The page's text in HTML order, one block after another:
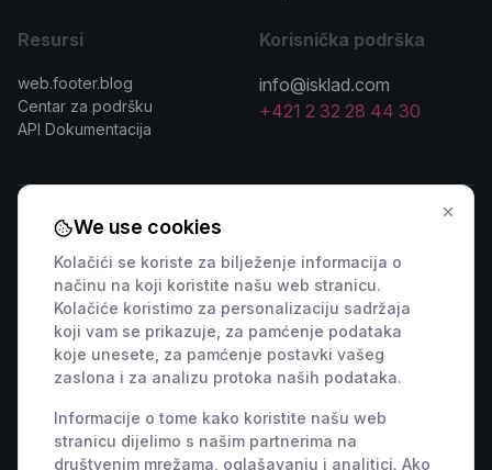
Resursi
web.footer.blog
Centar za podršku
API Dokumentacija
Korisnička podrška
info@isklad.com
+421 2 32 28 44 30
Kontaktirajte prodaju
🇸🇰 +421 2 222 006 94
🇨🇿 +420 311 440 767
🇵🇱 +48 22 307 03 34
🇦🇹 +43 1 442 0203
🇷🇴 +40 316 306 173
🇭🇺 +36 1 901 0594
🇸🇮 +386 82 880 433
🇪🇸 +34 518 88 04 19
🇫🇷 +33 9 39 37 01 08
🇮🇹 +39 800 934 271
🇭🇷 +385 800 791 196
We use cookies
Kolačići se koriste za bilježenje informacija o
načinu na koji koristite našu web stranicu.
Kolačiće koristimo za personalizaciju sadržaja
koji vam se prikazuje, za pamćenje podataka
koje unesete, za pamćenje postavki vašeg
zaslona i za analizu protoka naših podataka.
Informacije o tome kako koristite našu web
stranicu dijelimo s našim partnerima na
društvenim mrežama, oglašavanju i analitici. Ako